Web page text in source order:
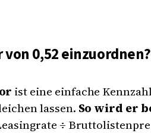
0,52 einzuordnen?
ist eine einfache
lassen. So wird er
÷